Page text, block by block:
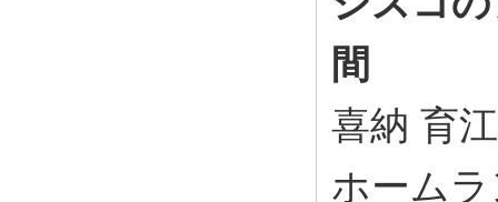
間
喜納 育江
ホーム